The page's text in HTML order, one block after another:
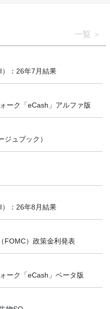
一覧
：26年7月結果
ーク「eCash」アルファ版
ュブック）
：26年8月結果
FOMC）政策金利発表
ーク「eCash」ベータ版